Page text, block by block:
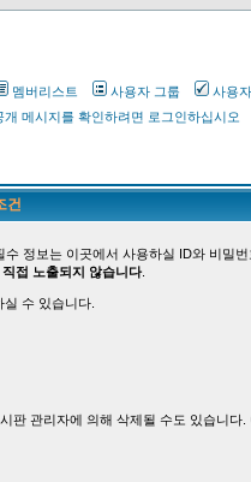
멤버리스트 사용자 그룹
사용
개 메시지를 확인하려면 로그인하십시오
건
정보는 이곳에서 사용하실 ID와 비밀
접 노출되지 않습니다.
수 있습니다.
관리자에 의해 삭제될 수도 있습니